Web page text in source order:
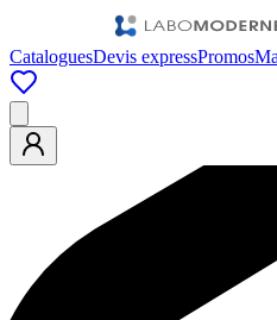
CataloguesDevis expressPromos